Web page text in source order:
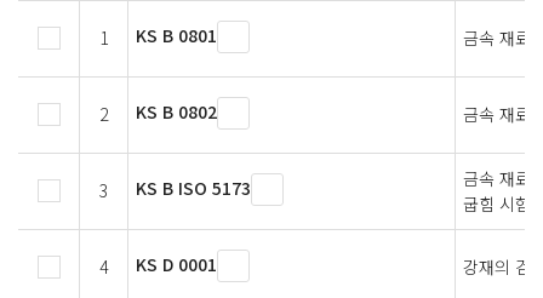
1 KS B 0801 금속 재료
2 KS B 0802 금속 재료
3 KS B ISO 5173
금속 재료
굽힘 시험
4 KS D 0001 강재의 검